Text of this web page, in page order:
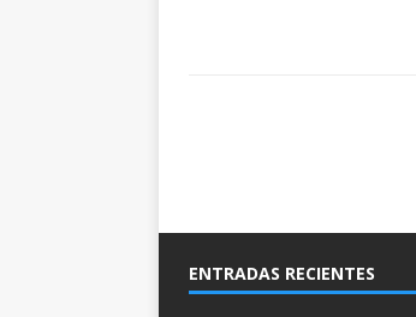
ENTRADAS RECIENTES